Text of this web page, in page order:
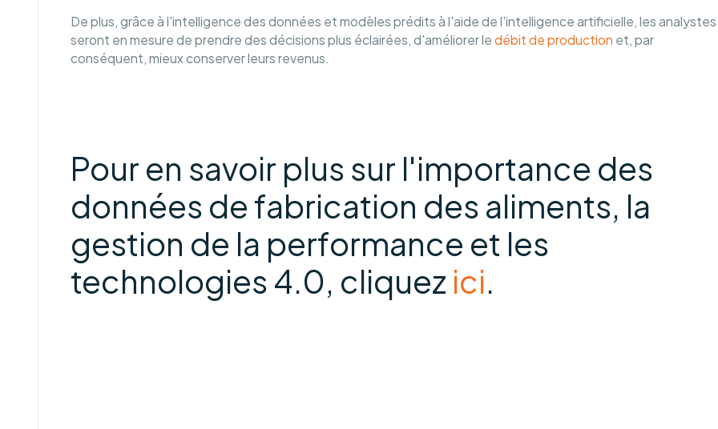
De plus, grâce à l'intelligence des données et modèles prédits à l'aide de l'intelligence artificielle, les analystes
seront en mesure de prendre des décisions plus éclairées, d'améliorer le débit de production et, par
conséquent, mieux conserver leurs revenus.
Pour en savoir plus sur l'importance des
données de fabrication des aliments, la
gestion de la performance et les
technologies 4.0, cliquez ici.